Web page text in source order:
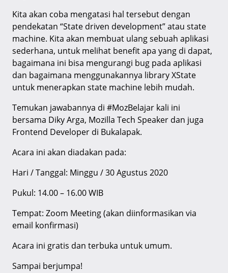
Kita akan coba mengatasi hal tersebut dengan
pendekatan “State driven development” atau state
machine. Kita akan membuat ulang sebuah aplikasi
sederhana, untuk melihat benefit apa yang di dapat,
bagaimana ini bisa mengurangi bug pada aplikasi
dan bagaimana menggunakannya library XState
untuk menerapkan state machine lebih mudah.
Temukan jawabannya di #MozBelajar kali ini
bersama Diky Arga, Mozilla Tech Speaker dan juga
Frontend Developer di Bukalapak.
Acara ini akan diadakan pada:
Hari / Tanggal: Minggu / 30 Agustus 2020
Pukul: 14.00 – 16.00 WIB
Tempat: Zoom Meeting (akan diinformasikan via
email konfirmasi)
Acara ini gratis dan terbuka untuk umum.
Sampai berjumpa!